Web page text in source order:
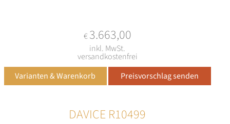
€3.663,00
inkl. MwSt.
versandkostenfrei
DAVICE R10499